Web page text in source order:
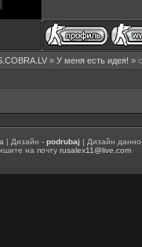
» У меня есть идея! »
| Дизайн -podrubaj | Дизайн
на почтуrusalex11@live.com